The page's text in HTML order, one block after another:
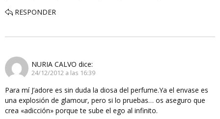
RESPONDER
NURIA CALVO dice:
24/12/2012 a las 16:39
Para mí J’adore es sin duda la diosa del perfume.Ya el envase es
una explosión de glamour, pero si lo pruebas… os aseguro que
crea «adicción» porque te sube el ego al infinito.